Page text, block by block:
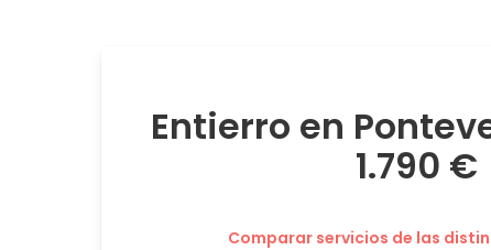
Entierro en
1.790 €
Comparar servicios de las